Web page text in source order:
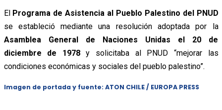
El Programa de Asistencia al Pueblo Palestino del PNUD
se estableció mediante una resolución adoptada por la
Asamblea General de Naciones Unidas el 20 de
diciembre de 1978y solicitaba al PNUD “mejorar las
condiciones económicas y sociales del pueblo palestino”.
Imagen de portada y fuente: ATON CHILE / EUROPA PRESS